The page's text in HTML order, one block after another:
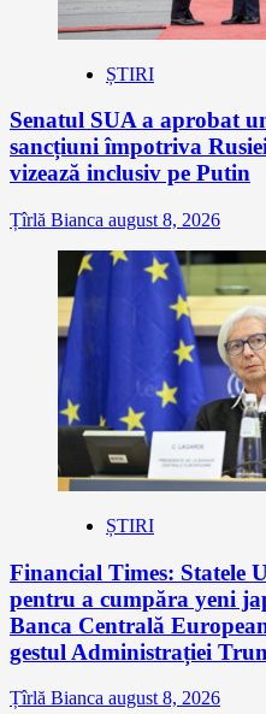
ȘTIRI
Senatul SUA a aprobat
sancțiuni împotriva
vizează inclusiv pe Putin
Țîrlă Bianca august 8, 2026
ȘTIRI
Financial Times: Statele
pentru a cumpăra yeni
Banca Centrală
gestul Administrației
Țîrlă Bianca august 8, 2026